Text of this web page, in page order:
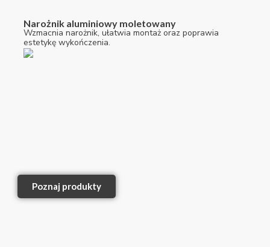
Narożnik aluminiowy moletowany
Wzmacnia narożnik, ułatwia montaż oraz poprawia
estetykę wykończenia.
Poznaj produkty